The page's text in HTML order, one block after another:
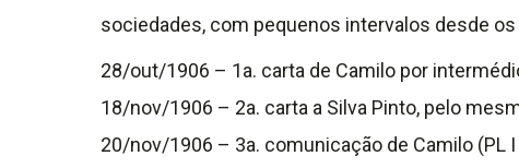
sociedades, com pequenos intervalos desde os
28/out/1906 – 1a. carta de Camilo por
18/nov/1906 – 2a. carta a Silva Pinto, pelo
20/nov/1906 – 3a. comunicação de Camilo (PL I